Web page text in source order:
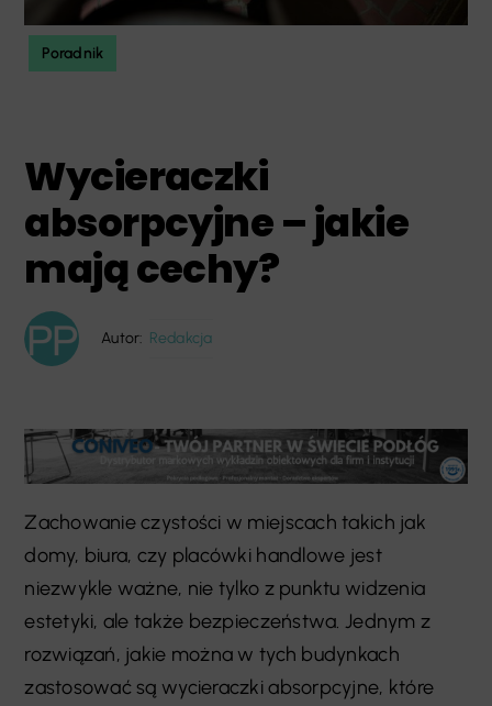
Poradnik
Wycieraczki
absorpcyjne – jakie
mają cechy?
Autor: Redakcja
Zachowanie czystości w miejscach takich jak
domy, biura, czy placówki handlowe jest
niezwykle ważne, nie tylko z punktu widzenia
estetyki, ale także bezpieczeństwa. Jednym z
rozwiązań, jakie można w tych budynkach
zastosować są wycieraczki absorpcyjne, które